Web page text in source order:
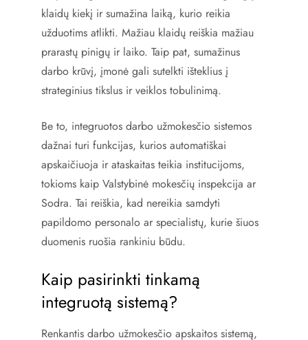
klaidų kiekį ir sumažina laiką, kurio reikia
užduotims atlikti. Mažiau klaidų reiškia mažiau
prarastų pinigų ir laiko. Taip pat, sumažinus
darbo krūvį, įmonė gali sutelkti išteklius į
strateginius tikslus ir veiklos tobulinimą.
Be to, integruotos darbo užmokesčio sistemos
dažnai turi funkcijas, kurios automatiškai
apskaičiuoja ir ataskaitas teikia institucijoms,
tokioms kaip Valstybinė mokesčių inspekcija ar
Sodra. Tai reiškia, kad nereikia samdyti
papildomo personalo ar specialistų, kurie šiuos
duomenis ruošia rankiniu būdu.
Kaip pasirinkti tinkamą
integruotą sistemą?
Renkantis darbo užmokesčio apskaitos sistemą,